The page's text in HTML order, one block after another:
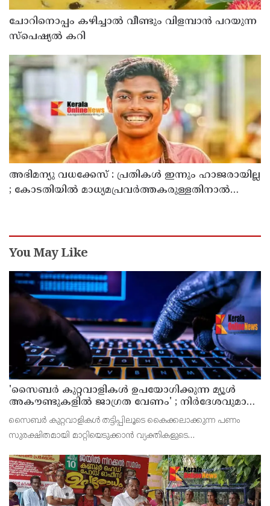
ചോറിനൊപ്പം കഴിച്ചാൽ വീണ്ടും വിളമ്പാൻ പറയുന്ന
സ്പെഷ്യൽ കറി
അഭിമന്യു വധക്കേസ് : പ്രതികൾ ഇന്നും ഹാജരായില്ല
; കോടതിയിൽ മാധ്യമപ്രവർത്തകരുള്ളതിനാൽ
You May Like
'സൈബര്‍ കുറ്റവാളികള്‍ ഉപയോഗിക്കുന്ന മ്യൂള്‍
അകൗണ്ടുകളില്‍ ജാഗ്രത വേണം' ; നിര്‍ദേശവുമായി
പൊലീസ്
സൈബര്‍ കുറ്റവാളികള്‍ തട്ടിപ്പിലൂടെ കൈക്കലാക്കുന്ന പണം
സുരക്ഷിതമായി മാറ്റിയെടുക്കാന്‍ വ്യക്തികളുടെ
അക്കൗണ്ടുകളായ മ്യൂള്‍ അകൗണ്ടുകളില്‍ ജാഗ്രത വേണമെന്ന